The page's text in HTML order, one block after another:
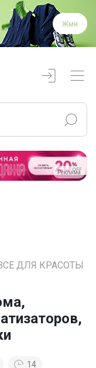
Жми
Реклама
ДЛЯ КРАСОТЫ
14